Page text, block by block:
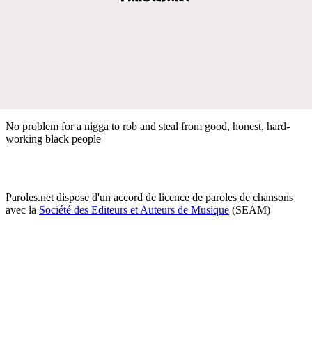
No problem for a nigga to rob and steal from good, honest, hard-
working black people
Paroles.net dispose d'un accord de licence de paroles de chansons
avec la Société des Editeurs et Auteurs de Musique (SEAM)